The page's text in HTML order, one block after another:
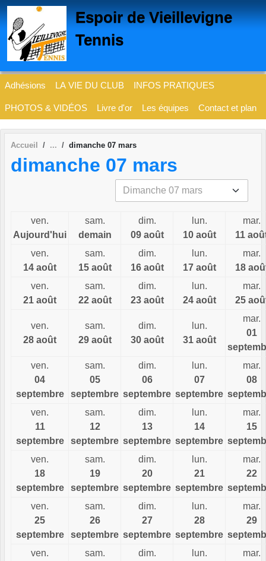
Espoir de Vieillevigne
Tennis
Adhésions LA VIE DU CLUB INFOS PRATIQUES
PHOTOS & VIDÉOS Livre d'or Les équipes Contact et plan
Accueil dimanche 07 mars
dimanche 07 mars
ven.
Aujourd'hui
sam.
demain
dim.
09 août
lun.
10 août
mar.
11
ven.
14 août
sam.
15 août
dim.
16 août
lun.
17 août
mar.
18
ven.
21 août
sam.
22 août
dim.
23 août
lun.
24 août
mar.
25
ven.
28 août
sam.
29 août
dim.
30 août
lun.
31 août
mar.
01
ven.
04
septembre
sam.
05
septembre
dim.
06
septembre
lun.
07
septembre
mar.
08
ven.
11
septembre
sam.
12
septembre
dim.
13
septembre
lun.
14
septembre
mar.
15
ven.
18
septembre
sam.
19
septembre
dim.
20
septembre
lun.
21
septembre
mar.
22
ven.
25
septembre
sam.
26
septembre
dim.
27
septembre
lun.
28
septembre
mar.
29
ven.
sam.
dim.
lun.
mar.
Panneau de gestion des cookies